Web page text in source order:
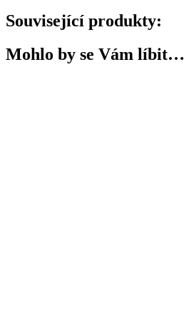
Související produkty:
Mohlo by se Vám líbit…